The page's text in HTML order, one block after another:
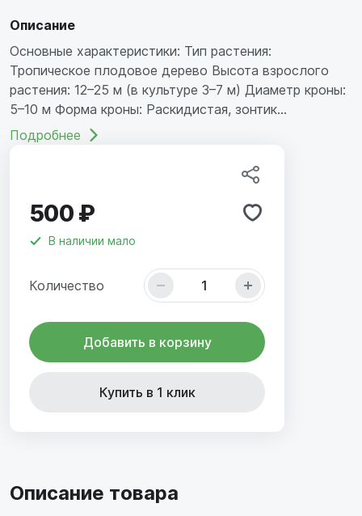
Описание
Основные характеристики: Тип растения:
Тропическое плодовое дерево Высота взрослого
растения: 12–25 м (в культуре 3–7 м) Диаметр кроны:
5–10 м Форма кроны: Раскидистая, зонтик...
Подробнее
500 ₽
В наличии мало
Количество
Добавить в корзину
Купить в 1 клик
Описание товара